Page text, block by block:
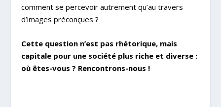
comment se percevoir autrement qu’au travers
d’images préconçues ?
Cette question n’est pas rhétorique, mais
capitale pour une société plus riche et diverse :
où êtes-vous ? Rencontrons-nous !